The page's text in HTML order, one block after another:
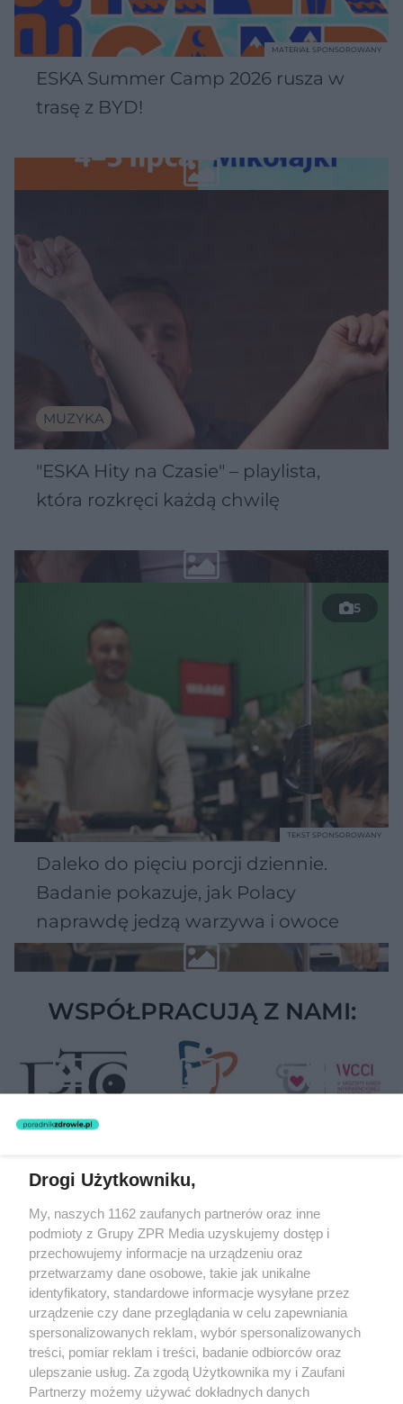
ESKA Summer Camp 2026 rusza w
trasę z BYD!
MATERIAŁ SPONSOROWANY
MUZYKA
"ESKA Hity na Czasie" – playlista,
która rozkręci każdą chwilę
5
Daleko do pięciu porcji dziennie.
Badanie pokazuje, jak Polacy
naprawdę jedzą warzywa i owoce
TEKST SPONSOROWANY
WSPÓŁPRACUJĄ Z NAMI:
rozpowszechniany lub dalej rozpowszechniany w jakikolwiek sposób
(w tym także elektroniczny lub mechaniczny) na jakimkolwiek polu
eksploatacji w jakiejkolwiek formie, włącznie z umieszczaniem w
Internecie bez pisemnej zgody właściciela praw. Jakiekolwiek użycie
lub wykorzystanie utworów w całości lub w części z naruszeniem
prawa, tzn. bez właściwej zgody, jest zabronione pod groźbą kary i
może być ścigane prawnie.
Drogi Użytkowniku,
My, naszych 1162 zaufanych partnerów oraz inne
podmioty z Grupy ZPR Media uzyskujemy dostęp i
przechowujemy informacje na urządzeniu oraz
przetwarzamy dane osobowe, takie jak unikalne
identyfikatory, standardowe informacje wysyłane przez
urządzenie czy dane przeglądania w celu zapewniania
spersonalizowanych reklam, wybór spersonalizowanych
treści, pomiar reklam i treści, badanie odbiorców oraz
ulepszanie usług. Za zgodą Użytkownika my i Zaufani
Partnerzy możemy używać dokładnych danych